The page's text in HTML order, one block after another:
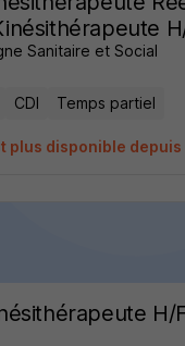
Sanitaire et Social
CDI Temps partiel
plus disponible
H/